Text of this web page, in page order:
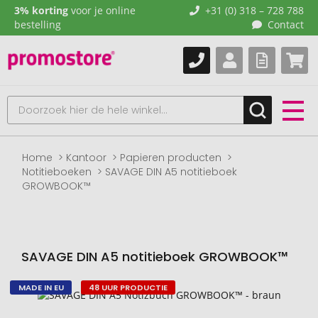
3% korting voor je online
bestelling
+31 (0) 318 – 728 788
Contact
Home Kantoor
Papieren producten
Notitieboeken
SAVAGE DIN A5 notitieboek
GROWBOOK™
SAVAGE DIN A5 notitieboek GROWBOOK™
Naar
MADE IN EU 48 UUR PRODUCTIE